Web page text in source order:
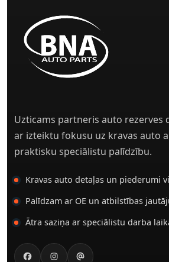
Uzticams partneris auto rezerves
ar izteiktu fokusu uz kravas auto
praktisku speciālistu palīdzību.
Kravas auto detaļas un piederumi
Palīdzam ar OE un atbilstības
Ātra saziņa ar speciālistu darba